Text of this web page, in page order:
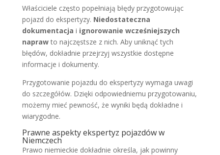
Właściciele często popełniają błędy przygotowując
pojazd do ekspertyzy. Niedostateczna
dokumentacja i ignorowanie wcześniejszych
naprawto najczęstsze z nich. Aby uniknąć tych
błędów, dokładnie przejrzyj wszystkie dostępne
informacje i dokumenty.
Przygotowanie pojazdu do ekspertyzy wymaga uwagi
do szczegółów. Dzięki odpowiedniemu przygotowaniu,
możemy mieć pewność, że wyniki będą dokładne i
wiarygodne.
Prawne aspekty ekspertyz pojazdów w
Niemczech
Prawo niemieckie dokładnie określa, jak powinny